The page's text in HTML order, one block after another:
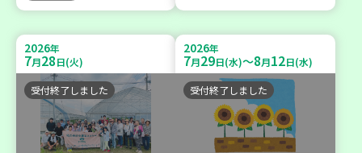
2026年
7月28日(火)
受付終了しました
2026年
7月29日(水)～8月12日(水)
受付終了しました